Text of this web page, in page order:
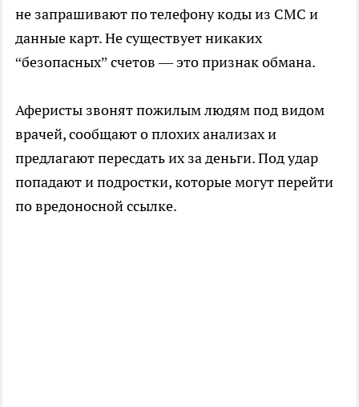
не запрашивают по телефону коды из СМС и
данные карт. Не существует никаких
“безопасных” счетов — это признак обмана.
Аферисты звонят пожилым людям под видом
врачей, сообщают о плохих анализах и
предлагают пересдать их за деньги. Под удар
попадают и подростки, которые могут перейти
по вредоносной ссылке.